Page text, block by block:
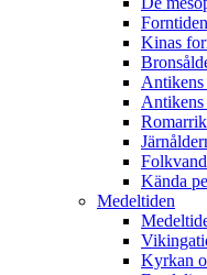
Kinas
Antikens
Kända
Medeltiden
Kyrkan